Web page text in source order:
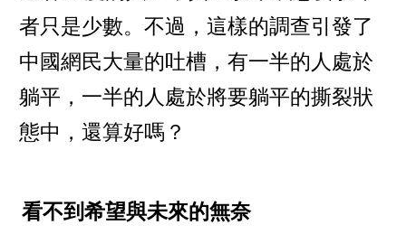
者只是少數。不過，這樣的調查引發了
中國網民大量的吐槽，有一半的人處於
躺平，一半的人處於將要躺平的撕裂狀
態中，還算好嗎？
看不到希望與未來的無奈